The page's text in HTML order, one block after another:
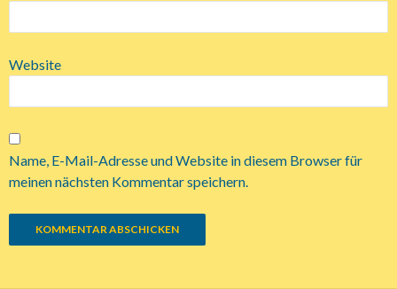
Website
Name, E-Mail-Adresse und Website in diesem Browser für
meinen nächsten Kommentar speichern.